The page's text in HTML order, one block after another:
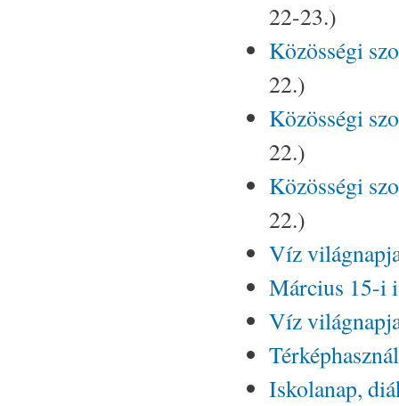
22-23.)
Közösségi
22.)
Közösségi
22.)
Közösségi
22.)
Víz
Március 15-i
Víz
Iskolanap,